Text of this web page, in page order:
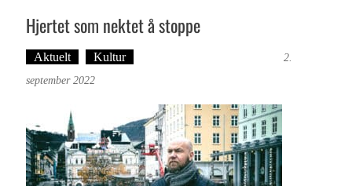
Hjertet som nektet å stoppe
Aktuelt Kultur
2.
september 2022